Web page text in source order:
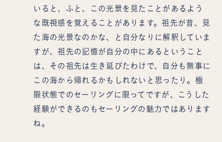
いると、ふと、この光景を見たことがあるよう
な既視感を覚えることがあります。祖先が昔、見
た海の光景なのかな、と自分なりに解釈していま
すが、祖先の記憶が自分の中にあるということ
は、その祖先は生き延びたわけで、自分も無事に
この海から帰れるかもしれないと思ったり。極
限状態でのセーリングに限ってですが、こうした
経験ができるのもセーリングの魅力ではあります
ね。